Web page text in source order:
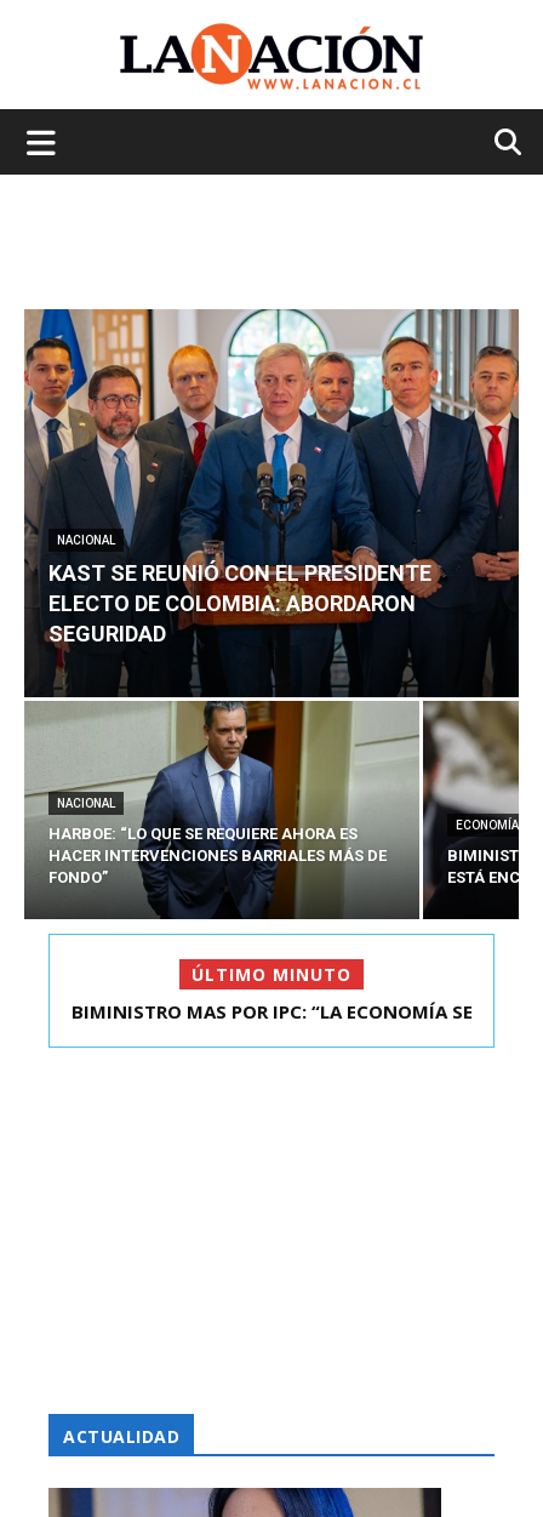
NACIONAL
KAST SE REUNIÓ CON EL PRESIDENTE
ELECTO DE COLOMBIA: ABORDARON
SEGURIDAD
NACIONAL
HARBOE: “LO QUE SE REQUIERE AHORA ES
HACER INTERVENCIONES BARRIALES MÁS DE
FONDO”
ECONOMÍA
BIMINISTRO
ESTÁ
ÚLTIMO MINUTO
KAST SE REUNIÓ CON EL PRESIDENTE ELECTO DE
BIMINISTRO MAS POR IPC: “LA ECONOMÍA SE
ACTUALIDAD